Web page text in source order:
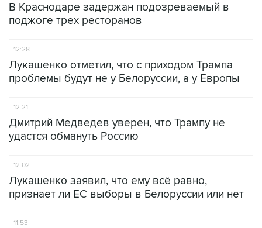
В Краснодаре задержан подозреваемый в
поджоге трех ресторанов
12:28
Лукашенко отметил, что с приходом Трампа
проблемы будут не у Белоруссии, а у Европы
12:21
Дмитрий Медведев уверен, что Трампу не
удастся обмануть Россию
12:02
Лукашенко заявил, что ему всё равно,
признает ли ЕС выборы в Белоруссии или нет
11:53